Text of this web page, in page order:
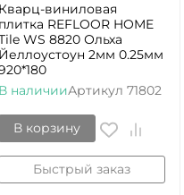
Кварц-виниловая
плитка REFLOOR HOME
WS 8820 Ольха
Йеллоустоун 2мм 0.25мм
В наличииАртикул 71802
В корзину
Быстрый заказ